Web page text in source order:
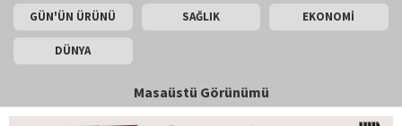
GÜN'ÜN ÜRÜNÜ SAĞLIK EKONOMİ
DÜNYA
Masaüstü Görünümü
İletişim